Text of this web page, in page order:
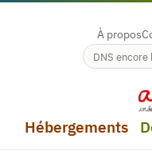
À propos
Disponibilité
Hébergements